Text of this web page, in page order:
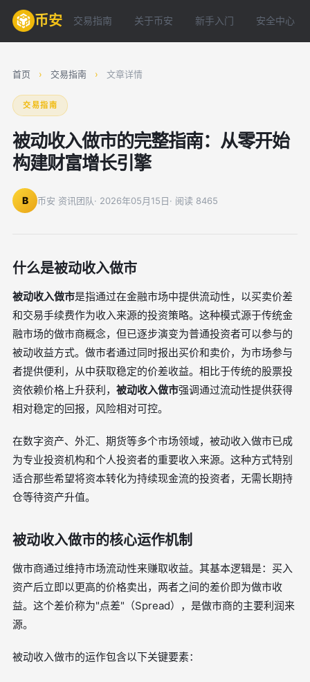
币安 交易指南 关于币安 新手入门 安全中心
首页 › 交易指南 › 文章详情
交易指南
被动收入做市的完整指南：从零开始
构建财富增长引擎
B 币安 资讯团队· 2026年05月15日· 阅读 8465
什么是被动收入做市
被动收入做市是指通过在金融市场中提供流动性，以买卖价差
和交易手续费作为收入来源的投资策略。这种模式源于传统金
融市场的做市商概念，但已逐步演变为普通投资者可以参与的
被动收益方式。做市者通过同时报出买价和卖价，为市场参与
者提供便利，从中获取稳定的价差收益。相比于传统的股票投
资依赖价格上升获利， 被动收入做市强调通过流动性提供获得
相对稳定的回报，风险相对可控。
在数字资产、外汇、期货等多个市场领域，被动收入做市已成
为专业投资机构和个人投资者的重要收入来源。这种方式特别
适合那些希望将资本转化为持续现金流的投资者，无需长期持
仓等待资产升值。
被动收入做市的核心运作机制
做市商通过维持市场流动性来赚取收益。其基本逻辑是：买入
资产后立即以更高的价格卖出，两者之间的差价即为做市收
益。这个差价称为"点差"（Spread），是做市商的主要利润来
源。
被动收入做市的运作包含以下关键要素：